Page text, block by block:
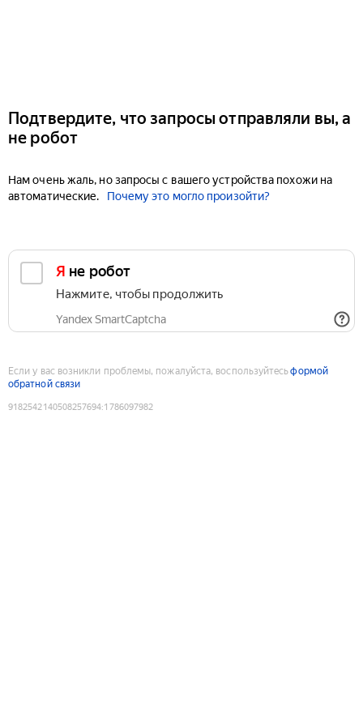
Подтвердите, что запросы отправляли вы, а
не робот
Нам очень жаль, но запросы с вашего устройства похожи на
автоматические.
Почему это могло произойти?
Я не робот
Нажмите, чтобы продолжить
Yandex SmartCaptcha
Если у вас возникли проблемы, пожалуйста, воспользуйтесьформой
обратной связи
9182542140508257694:1786097982